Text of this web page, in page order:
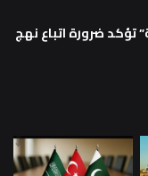
تؤكد ضرورة اتباع نهج